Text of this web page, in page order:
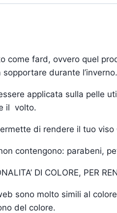
come fard, ovvero quel
durante l’inverno.
applicata sulla pelle
il volto.
di rendere il tuo viso
contengono: parabeni,
DI COLORE, PER
sono molto simili al
del colore.